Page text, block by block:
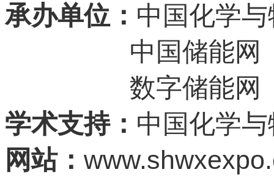
承办单位： 中国化学
中国储能网
数字储能网
学术支持： 中国化学
网站：